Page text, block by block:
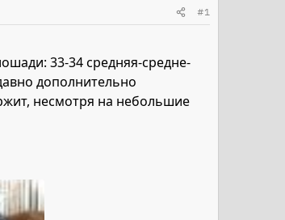
#1
33-34 средняя-средне-
дополнительно
несмотря на небольшие